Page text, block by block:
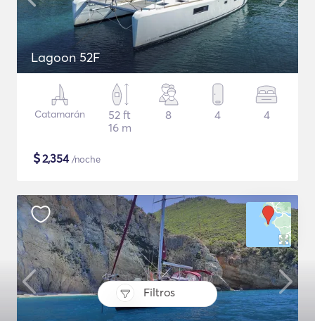
Filtros
Lagoon 52F
Catamarán
52 ft
16 m
8 4 4
$2,354/noche